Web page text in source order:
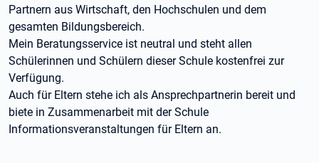
Partnern aus Wirtschaft, den Hochschulen und dem
gesamten Bildungsbereich.
Mein Beratungsservice ist neutral und steht allen
Schülerinnen und Schülern dieser Schule kostenfrei zur
Verfügung.
Auch für Eltern stehe ich als Ansprechpartnerin bereit und
biete in Zusammenarbeit mit der Schule
Informationsveranstaltungen für Eltern an.